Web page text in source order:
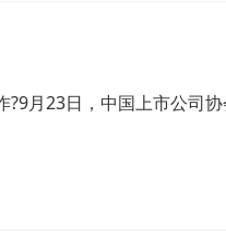
月23日，中国上市公司